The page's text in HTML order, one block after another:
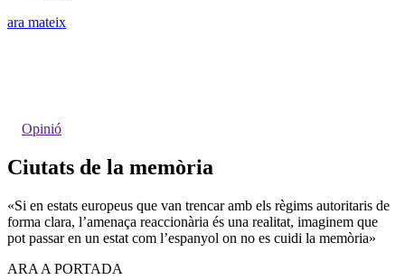
ara mateix
Opinió
Ciutats de la memòria
«Si en estats europeus que van trencar amb els règims autoritaris de
forma clara, l’amenaça reaccionària és una realitat, imaginem que
pot passar en un estat com l’espanyol on no es cuidi la memòria»
ARA A PORTADA